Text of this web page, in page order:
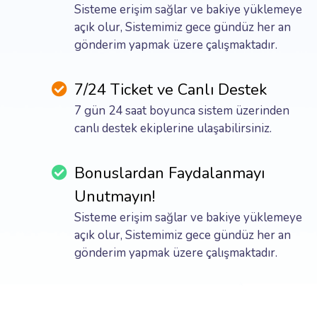
Sisteme erişim sağlar ve bakiye yüklemeye
açık olur, Sistemimiz gece gündüz her an
gönderim yapmak üzere çalışmaktadır.
7/24 Ticket ve Canlı Destek
7 gün 24 saat boyunca sistem üzerinden
canlı destek ekiplerine ulaşabilirsiniz.
Bonuslardan Faydalanmayı
Unutmayın!
Sisteme erişim sağlar ve bakiye yüklemeye
açık olur, Sistemimiz gece gündüz her an
gönderim yapmak üzere çalışmaktadır.